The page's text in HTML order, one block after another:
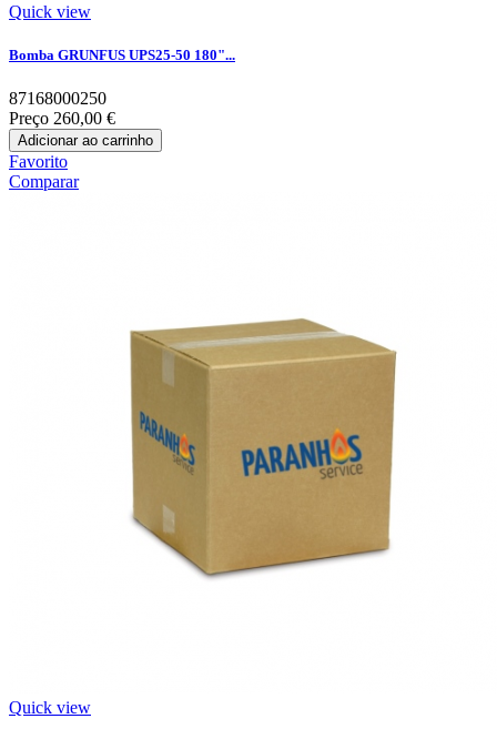
Quick view
Bomba GRUNFUS UPS25-50 180"...
87168000250
Preço 260,00 €
Adicionar ao carrinho
Favorito
Comparar
Quick view